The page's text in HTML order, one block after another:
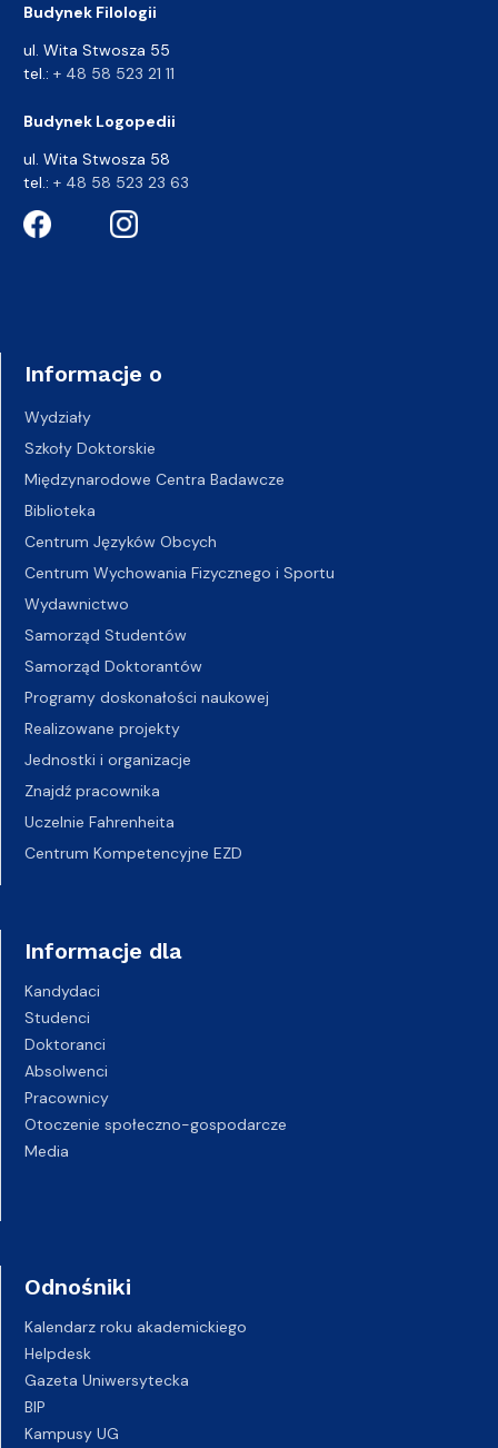
Budynek Filologii
ul. Wita Stwosza 55
tel.: + 48 58 523 21 11
Budynek Logopedii
ul. Wita Stwosza 58
tel.: + 48 58 523 23 63
Informacje o
Wydziały
Szkoły Doktorskie
Międzynarodowe Centra Badawcze
Biblioteka
Centrum Języków Obcych
Centrum Wychowania Fizycznego i Sportu
Wydawnictwo
Samorząd Studentów
Samorząd Doktorantów
Programy doskonałości naukowej
Realizowane projekty
Jednostki i organizacje
Znajdź pracownika
Uczelnie Fahrenheita
Centrum Kompetencyjne EZD
Informacje dla
Kandydaci
Studenci
Doktoranci
Absolwenci
Pracownicy
Otoczenie społeczno-gospodarcze
Media
Odnośniki
Kalendarz roku akademickiego
Helpdesk
Gazeta Uniwersytecka
BIP
Kampusy UG